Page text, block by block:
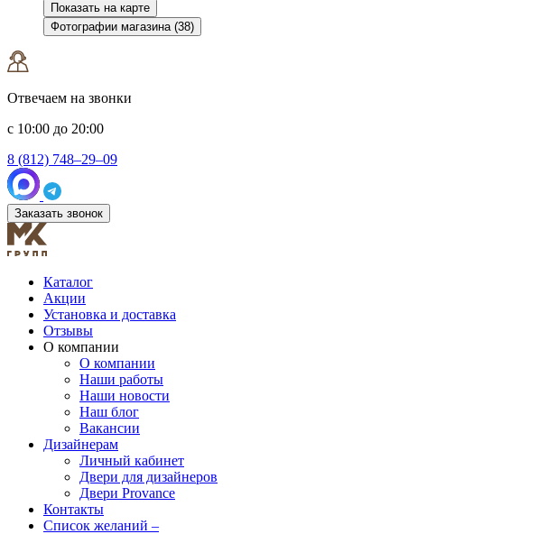
Показать на карте
Фотографии магазина (38)
Отвечаем на звонки
с 10:00 до 20:00
8 (812) 748–29–09
Заказать звонок
Каталог
Акции
Установка и доставка
Отзывы
О компании
О компании
Наши работы
Наши новости
Наш блог
Вакансии
Дизайнерам
Личный кабинет
Двери для дизайнеров
Двери Provance
Контакты
Список желаний –